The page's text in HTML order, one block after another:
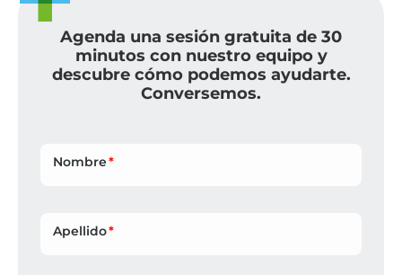
Agenda una sesión gratuita de 30
minutos con nuestro equipo y
descubre cómo podemos ayudarte.
Conversemos.
Nombre
Apellido